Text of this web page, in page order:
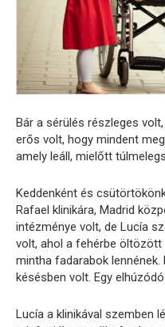
Bár a sérülés részleges
erős volt, hogy mindent
amely leáll, mielőtt
Keddenként és
Rafael klinikára, Madrid
intézménye volt, de Lucía
volt, ahol a fehérbe öltözött
mintha fadarabok lennének.
késésben volt. Egy
Lucía a klinikával szemben